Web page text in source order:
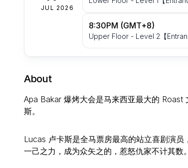
JUL 2026
8:30PM (GMT+8)
Upper Floor - Level 2【
About
Apa Bakar 爆烤大会是马来西亚最大的
斯。
Lucas 卢卡斯是全马票房最高的站立喜剧演
一己之力，成为众矢之的，惹怒仇家不计其数。